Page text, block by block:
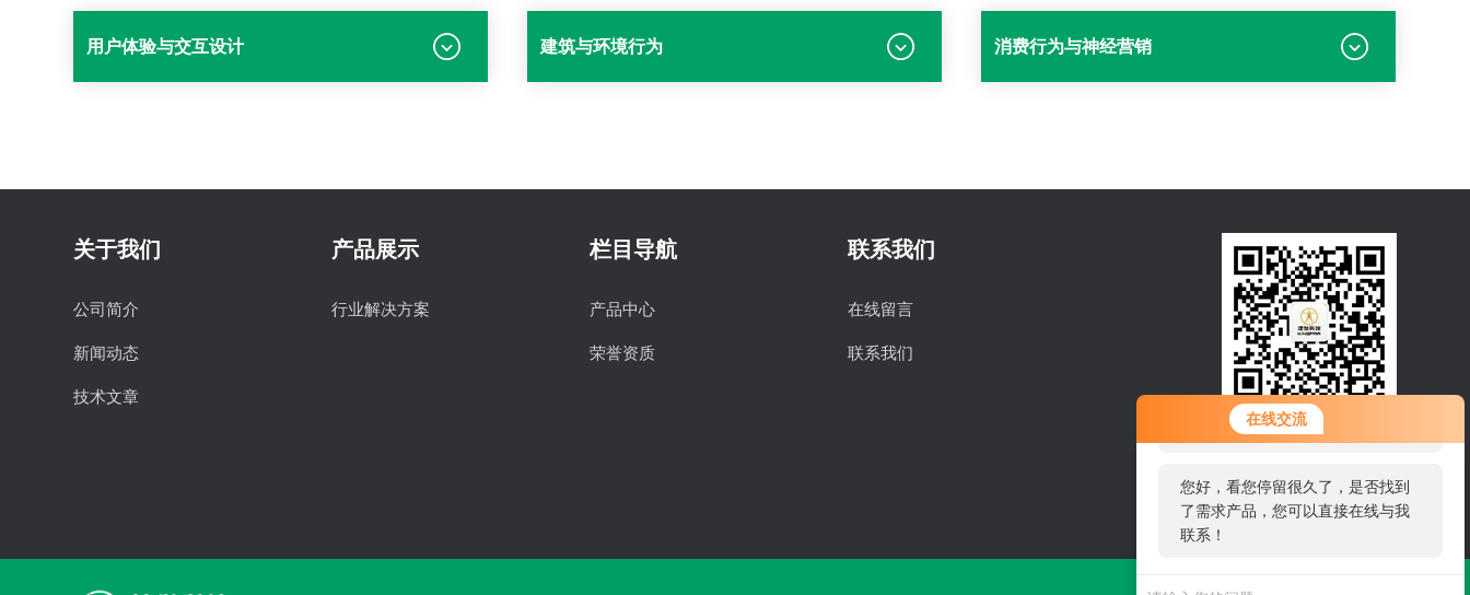
在线交流
您好！欢迎前来咨询，很高兴为您
服务，请问您要咨询什么问题呢？
您好，看您停留很久了，是否找到
了需求产品，您可以直接在线与我
联系！
用户体验与交互设计 建筑与环境行为 消费行为与神经营销
关于我们
公司简介
新闻动态
技术文章
产品展示
行业解决方案
栏目导航
产品中心
荣誉资质
联系我们
在线留言
联系我们
扫一扫，关注微信
邮箱：sales@kingfar.cn
电话：4008113950